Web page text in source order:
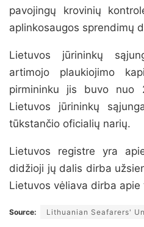
pavojingų krovinių
aplinkosaugos sprendimų
Lietuvos jūrininkų
artimojo plaukiojimo
pirmininku jis buvo nuo
Lietuvos jūrininkų
tūkstančio oficialių narių.
Lietuvos registre yra
didžioji jų dalis dirba
Lietuvos vėliava dirba
Source: Lithuanian Seafarers'